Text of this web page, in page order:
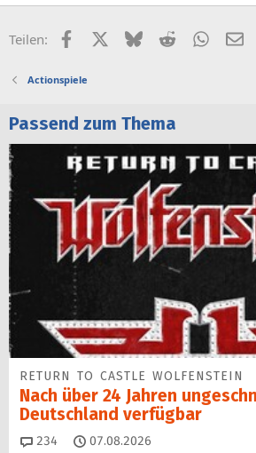
Teilen: FacebookX (Twitter)
BlueskyReddit
Actionspiele
Passend zum Thema
RETURN TO CASTLE WOLFENSTEIN
Nach über 24 Jahren
Deutschland verfügbar
234 Kommentare
07.08.2026